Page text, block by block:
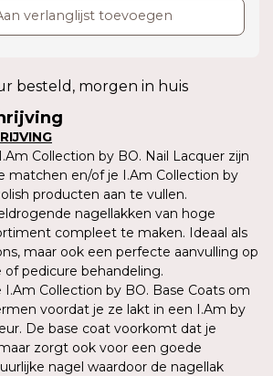
verlanglijst toevoegen
besteld, morgen in huis
Collection by BO. Nail Lacquer zijn
matchen en/of je I.Am Collection by
producten aan te vullen.
nagellakken van hoge
compleet te maken. Ideaal als
maar ook een perfecte aanvulling op
of pedicure behandeling.
I.Am Collection by BO. Base Coats om
voordat je ze lakt in een I.Am by
De base coat voorkomt dat je
zorgt ook voor een goede
nagel waardoor de nagellak